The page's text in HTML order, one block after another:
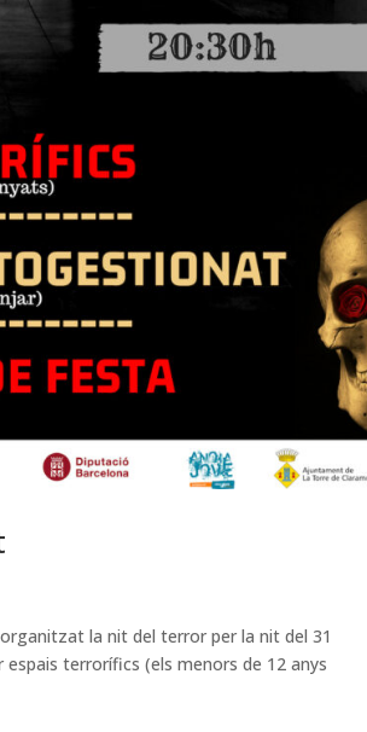
la nit del terror per la nit del 31
espais terrorífics (els menors de 12 anys